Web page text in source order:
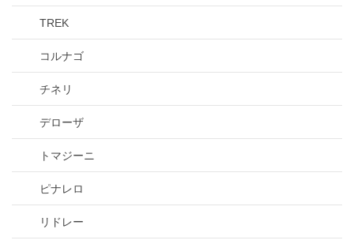
TREK
コルナゴ
チネリ
デローザ
トマジーニ
ピナレロ
リドレー